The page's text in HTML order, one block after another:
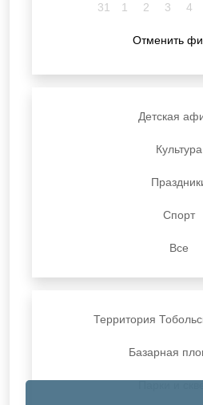
31
1 2 3 4
Отменить
Детская
Культура
Спорт
Все
Территория
Базарная